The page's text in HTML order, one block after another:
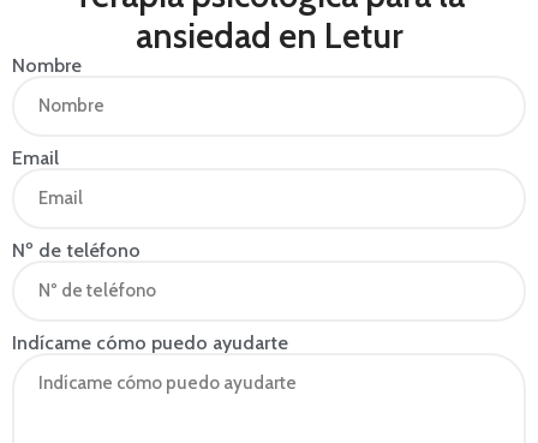
ansiedad en Letur
Nombre
Email
Nº de teléfono
Indícame cómo puedo ayudarte